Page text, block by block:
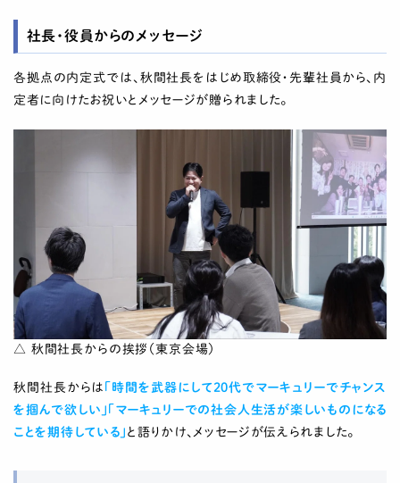
社長・役員からのメッセージ
各拠点の内定式では、秋間社長をはじめ取締役・先輩社員から、内
定者に向けたお祝いとメッセージが贈られました。
△ 秋間社長からの挨拶（東京会場）
秋間社長からは 「時間を武器にして20代でマーキュリーでチャンス
を掴んで欲しい」「マーキュリーでの社会人生活が楽しいものになる
ことを期待している」 と語りかけ、メッセージが伝えられました。